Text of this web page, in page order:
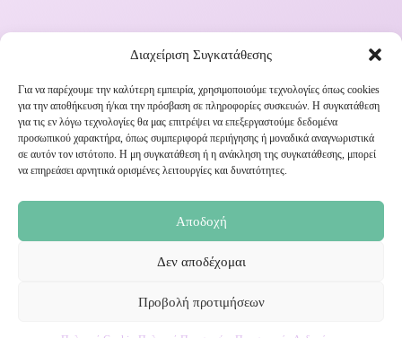
Διαχείριση Συγκατάθεσης
Για να παρέχουμε την καλύτερη εμπειρία, χρησιμοποιούμε τεχνολογίες όπως cookies
για την αποθήκευση ή/και την πρόσβαση σε πληροφορίες συσκευών. Η συγκατάθεση
για τις εν λόγω τεχνολογίες θα μας επιτρέψει να επεξεργαστούμε δεδομένα
προσωπικού χαρακτήρα, όπως συμπεριφορά περιήγησης ή μοναδικά αναγνωριστικά
σε αυτόν τον ιστότοπο. Η μη συγκατάθεση ή η ανάκληση της συγκατάθεσης, μπορεί
να επηρεάσει αρνητικά ορισμένες λειτουργίες και δυνατότητες.
Αποδοχή
Δεν αποδέχομαι
Προβολή προτιμήσεων
Εγγραφή στο Newsletter μας
Ενημερωθείτε πρώτοι για εκπτώσεις και αποκλειστικές